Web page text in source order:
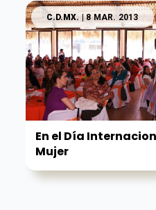
C.D.MX.| 8 MAR. 2013
En el Día
Mujer